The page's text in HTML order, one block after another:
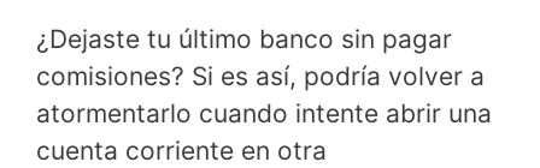
¿Dejaste tu último banco sin pagar
comisiones? Si es así, podría volver a
atormentarlo cuando intente abrir una
cuenta corriente en otra